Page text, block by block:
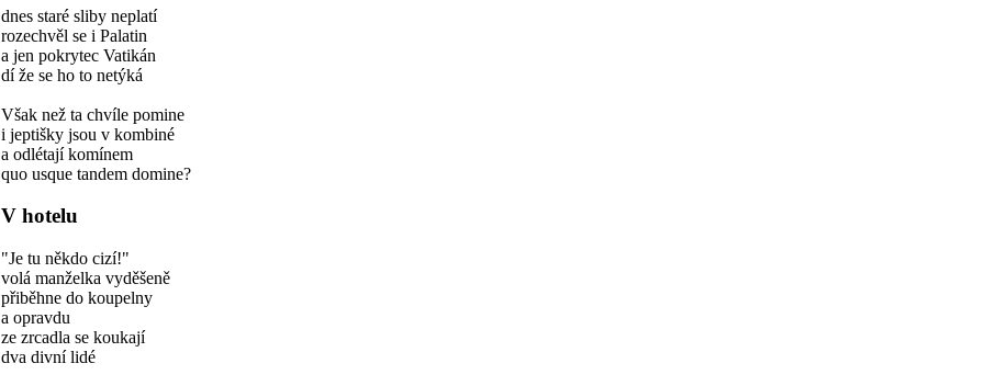
dnes staré sliby neplatí
rozechvěl se i Palatin
a jen pokrytec Vatikán
dí že se ho to netýká
Však než ta chvíle pomine
i jeptišky jsou v kombiné
a odlétají komínem
quo usque tandem domine?
V hotelu
"Je tu někdo cizí!"
volá manželka vyděšeně
přiběhne do koupelny
a opravdu
ze zrcadla se koukají
dva divní lidé